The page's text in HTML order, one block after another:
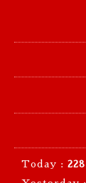
Today : 228